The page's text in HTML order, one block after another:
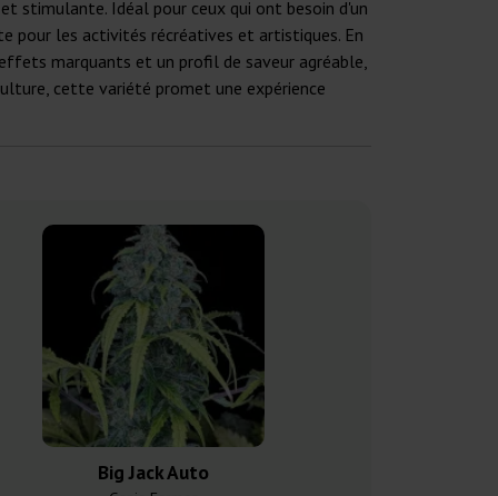
stimulante. Idéal pour ceux qui ont besoin d'un
pour les activités récréatives et artistiques. En
marquants et un profil de saveur agréable,
cette variété promet une expérience
Big Jack Auto